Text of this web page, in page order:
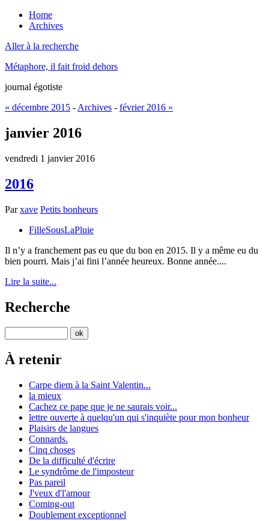
Home
Archives
Aller à la recherche
Métaphore, il fait froid dehors
journal égotiste
« décembre 2015 - Archives - février 2016 »
janvier 2016
vendredi 1 janvier 2016
2016
Parxave Petits bonheurs
FilleSousLaPluie
Il n’y a franchement pas eu que du bon en 2015. Il y a même eu du
bien pourri. Mais j’ai fini l’année heureux. Bonne année....
Lire la suite...
Recherche
À retenir
Carpe diem à la Saint Valentin...
la mieux
Cachez ce pape que je ne saurais voir...
lettre ouverte à quelqu'un qui s'inquiète pour mon bonheur
Plaisirs de langues
Connards.
Cinq choses
De la difficulté d'écrire
Le syndrôme de l'imposteur
Pas pareil
J'veux d'l'amour
Coming-out
Doublement exceptionnel